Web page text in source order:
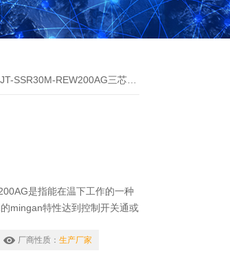
SSR30M-REW200AG三芯耐温接近开关
是指能在温下工作的一种
mingan特性达到控制开关通或
厂商性质： 生产厂家